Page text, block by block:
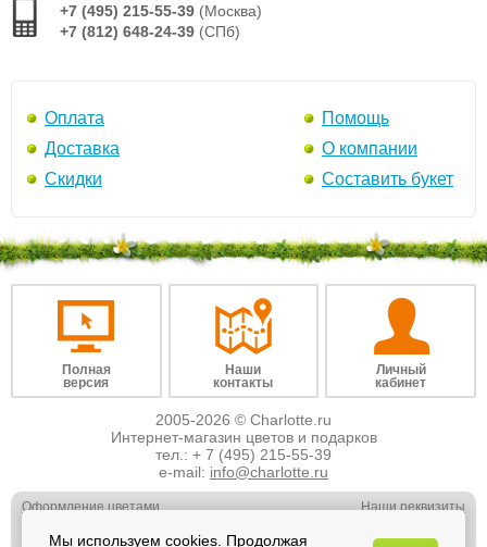
+7 (495) 215-55-39 (Москва)
+7 (812) 648-24-39 (СПб)
Оплата
Доставка
Скидки
Помощь
О компании
Составить букет
Полная
версия
Наши
контакты
Личный
кабинет
2005-2026 © Charlotte.ru
Интернет-магазин цветов и подарков
тел.: + 7 (495) 215-55-39
e-mail: info@charlotte.ru
Оформление цветами
Свадебная флористика
Наши реквизиты
Отзывы о нас
Мы используем cookies. Продолжая